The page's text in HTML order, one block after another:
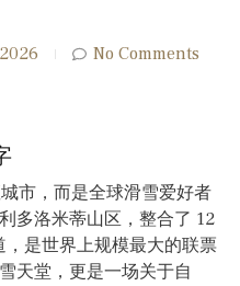
No Comments
市，而是全球滑雪爱好者
多洛米蒂山区，整合了 12
是世界上规模最大的联票
天堂，更是一场关于自